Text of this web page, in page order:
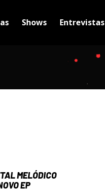
Shows Entrevistas
MELÓDICO
EP